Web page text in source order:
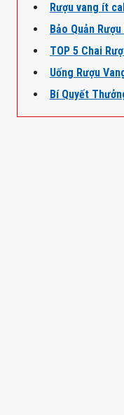
Rượu vang ít
Bảo Quản
TOP 5 Chai
Uống Rượu
Bí Quyết